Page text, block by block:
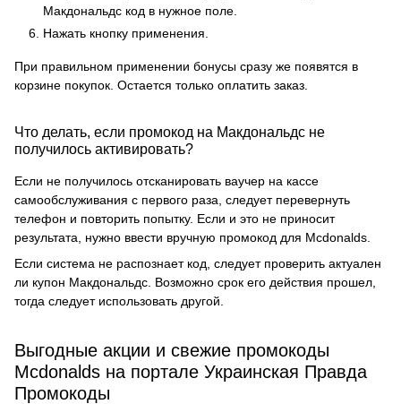
Макдональдс код в нужное поле.
Нажать кнопку применения.
При правильном применении бонусы сразу же появятся в
корзине покупок. Остается только оплатить заказ.
Что делать, если промокод на Макдональдс не
получилось активировать?
Если не получилось отсканировать ваучер на кассе
самообслуживания с первого раза, следует перевернуть
телефон и повторить попытку. Если и это не приносит
результата, нужно ввести вручную промокод для Mcdonalds.
Если система не распознает код, следует проверить актуален
ли купон Макдональдс. Возможно срок его действия прошел,
тогда следует использовать другой.
Выгодные акции и свежие промокоды
Mcdonalds на портале Украинская Правда
Промокоды